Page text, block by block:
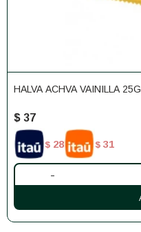
HALVA ACHVA VAINILLA 25G
$ 37
$ 28 $ 31
-